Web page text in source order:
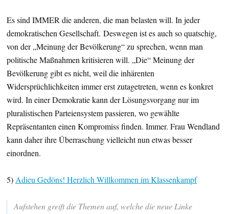
Es sind IMMER die anderen, die man belasten will. In jeder
demokratischen Gesellschaft. Deswegen ist es auch so quatschig,
von der „Meinung der Bevölkerung“ zu sprechen, wenn man
politische Maßnahmen kritisieren will. „Die“ Meinung der
Bevölkerung gibt es nicht, weil die inhärenten
Widersprüchlichkeiten immer erst zutagetreten, wenn es konkret
wird. In einer Demokratie kann der Lösungsvorgang nur im
pluralistischen Parteiensystem passieren, wo gewählte
Repräsentanten einen Kompromiss finden. Immer. Frau Wendland
kann daher ihre Überraschung vielleicht nun etwas besser
einordnen.
5) Adieu Gedöns! Herzlich Willkommen im Klassenkampf
Aufstehen greift die Themen auf, welche die neue Linke